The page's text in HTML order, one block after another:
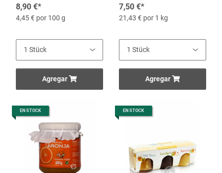
8,90 €*
4,45 € por 100 g
Agregar
7,50 €*
21,43 € por 1 kg
Agregar
EN STOCK EN STOCK